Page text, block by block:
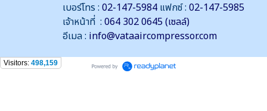
เบอร์โทร : 02-147-5984 แฟกซ์ : 02-147-5985
เจ้าหน้าที่ : 064 302 0645 (เซลล์)
อีเมล : info@vataaircompressor.com
Visitors: 498,159